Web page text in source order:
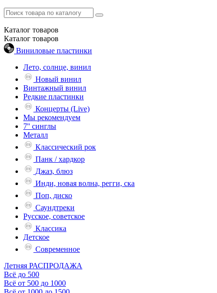
Каталог товаров
Каталог товаров
Виниловые пластинки
Лето, солнце, винил
Новый винил
Винтажный винил
Редкие пластинки
Концерты (Live)
Мы рекомендуем
7'' синглы
Металл
Классический рок
Панк / хардкор
Джаз, блюз
Инди, новая волна, регги, ска
Поп, диско
Саундтреки
Русское, советское
Классика
Детское
Современное
Летняя РАСПРОДАЖА
Всё до 500
Всё от 500 до 1000